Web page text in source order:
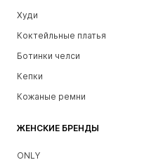
Худи
Коктейльные платья
Ботинки челси
Кепки
Кожаные ремни
ЖЕНСКИЕ БРЕНДЫ
ONLY